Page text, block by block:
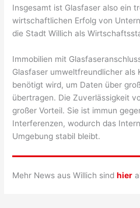
Insgesamt ist Glasfaser also ein
wirtschaftlichen Erfolg von
die Stadt Willich als
Immobilien mit
Glasfaser umweltfreundlicher als
benötigt wird, um Daten über
übertragen. Die Zuverlässigkeit
großer Vorteil. Sie ist immun
Interferenzen, wodurch das
Umgebung stabil bleibt.
Mehr News aus Willich sindhier